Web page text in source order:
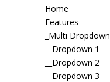
Home
Features
_Multi Dropdown
__Dropdown 1
__Dropdown 2
__Dropdown 3